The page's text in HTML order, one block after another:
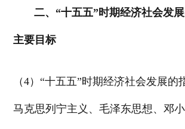
二、“十五五”时期经济社会发展
主要目标
（4）“十五五”时期经济社会发展的
马克思列宁主义、毛泽东思想、邓